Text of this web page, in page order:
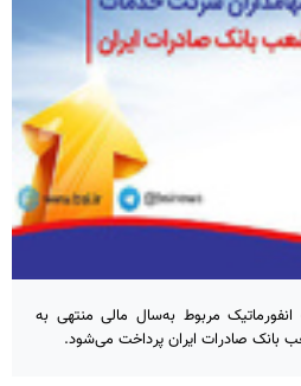
مربوط به‌سال مالی منتهی به